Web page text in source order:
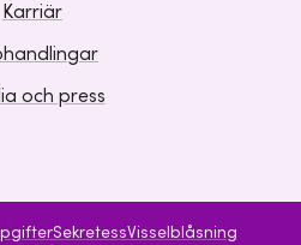
Karriär
och press
SekretessVisselblåsning